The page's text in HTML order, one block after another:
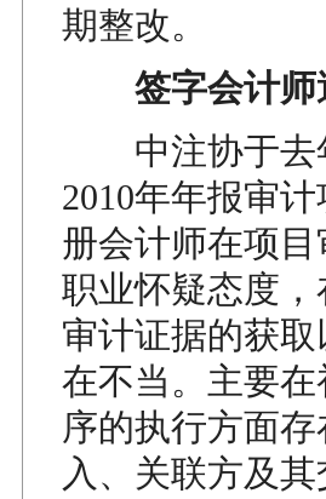
期整改。
签字会计师
中注协于去
2010年年报审
册会计师在项
职业怀疑态度
审计证据的获
在不当。主要
序的执行方面
入、关联方及